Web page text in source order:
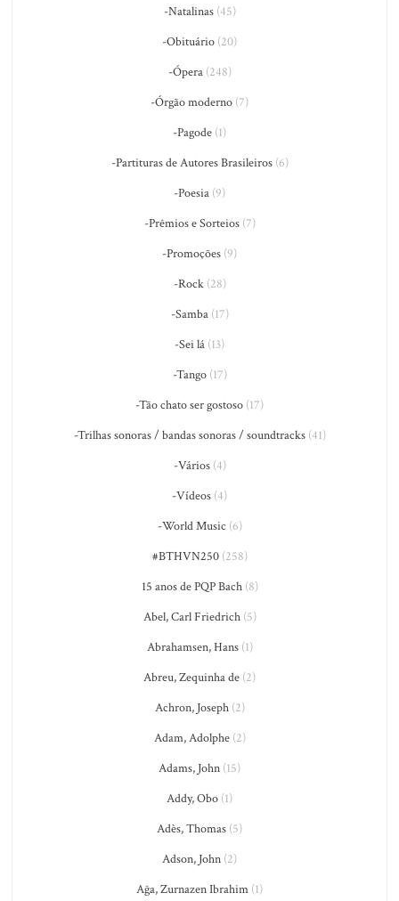
-Natalinas(45)
-Obituário (20)
-Ópera(248)
-Órgão moderno (7)
-Pagode (1)
-Partituras de Autores Brasileiros(6)
-Poesia (9)
-Prêmios e Sorteios(7)
-Promoções (9)
-Rock(28)
-Samba(17)
-Sei lá (13)
-Tango(17)
-Tão chato ser gostoso (17)
-Trilhas sonoras / bandas sonoras / soundtracks(41)
-Vários(4)
-Vídeos (4)
-World Music (6)
#BTHVN250(258)
15 anos de PQP Bach(8)
Abel, Carl Friedrich(5)
Abrahamsen, Hans(1)
Abreu, Zequinha de (2)
Achron, Joseph(2)
Adam, Adolphe(2)
Adams, John (15)
Addy, Obo (1)
Adès, Thomas (5)
Adson, John (2)
Ağa, Zurnazen Ibrahim (1)